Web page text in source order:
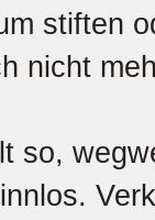
stiften
nicht
so,